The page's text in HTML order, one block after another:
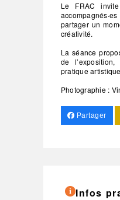
Le FRAC invite
partager un
créativité.
La séance
de
pratique
Photographie :
Partager
Infos